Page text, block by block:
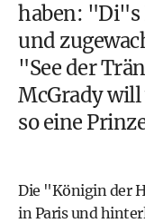
haben: "Di"s
und
"See der
McGrady
so eine
Die "Königin der
in Paris und